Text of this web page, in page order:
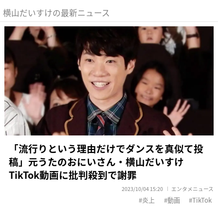
横山だいすけの最新ニュース
「流行りという理由だけでダンスを真似て投
稿」元うたのおにいさん・横山だいすけ
TikTok動画に批判殺到で謝罪
2023/10/04 15:20 エンタメニュース
炎上 動画 TikTok